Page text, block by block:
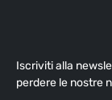
Iscriviti alla
perdere le nostre